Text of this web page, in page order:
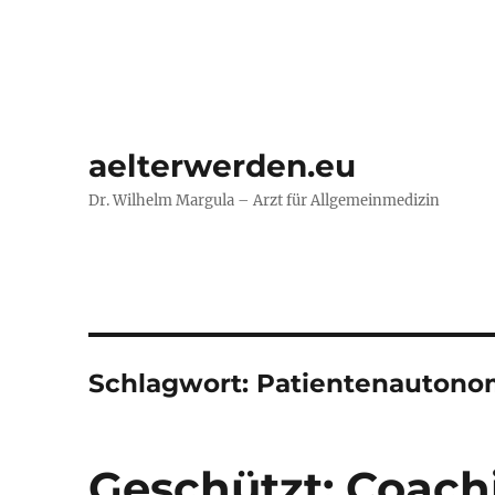
aelterwerden.eu
Dr. Wilhelm Margula – Arzt für Allgemeinmedizin
Schlagwort: